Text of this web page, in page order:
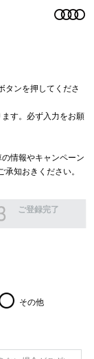
タンを押してくださ
す。必ず入力をお願
情報やキャンペーン
知おきください。
ご登録完了
その他